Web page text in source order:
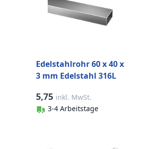
Edelstahlrohr 60 x 40 x
3 mm Edelstahl 316L
5,75 inkl. MwSt.
3-4 Arbeitstage